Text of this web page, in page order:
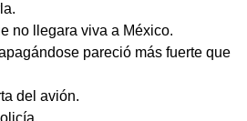
no llegara viva a México.
pareció más fuerte que
del avión.